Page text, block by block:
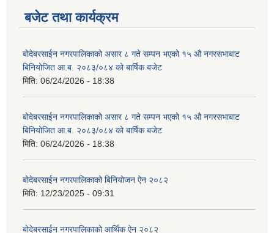
बजेट तथा कार्यक्रम
बोदेबरसाईन नगरपालिकाको असार ८ गते सम्पन भएको १५ ‍‍‍औ नगरसभाबाट
बिनियोजित आ.ब. २०८३/०८४ को बार्षिक बजेट
मिति: 06/24/2026 - 18:38
बोदेबरसाईन नगरपालिकाको असार ८ गते सम्पन भएको १५ ‍‍‍औ नगरसभाबाट
बिनियोजित आ.ब. २०८३/०८४ को बार्षिक बजेट
मिति: 06/24/2026 - 18:38
बोदेबरसाईन नगरपालिकाको बिनियोजन ऐन २०८२
मिति: 12/23/2025 - 09:31
बोदेबरसाईन नगरपालिकाको आर्थिक ऐन २०८२